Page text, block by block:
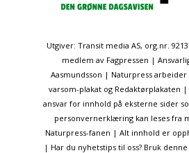
Utgiver: Transit media AS, org.nr.
medlem av Fagpressen |
Aasmundsson | Naturpress
varsom-plakat og Redaktørplakaten
ansvar for innhold på eksterne sider
personvernerklæring kan leses fra
Naturpress-fanen | Alt innhold er
| Har du nyhetstips til oss? Bruk